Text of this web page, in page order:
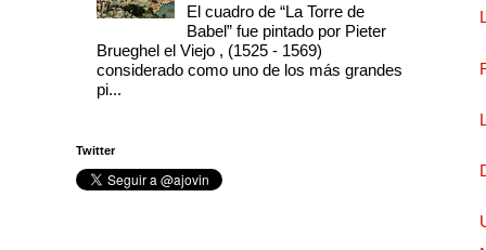
El cuadro de “La Torre de
Babel” fue pintado por Pieter
Brueghel el Viejo , (1525 - 1569)
considerado como uno de los más grandes
pi...
Twitter